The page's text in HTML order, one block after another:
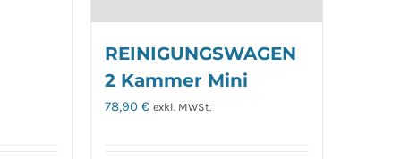
REINIGUNGSWAGEN
2 Kammer Mini
78,90 € exkl. MWSt.